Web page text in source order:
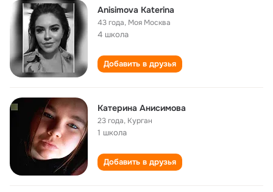
Anisimova Katerina
43 года, Моя Москва
4 школа
Добавить в друзья
Катерина Анисимова
23 года, Курган
1 школа
Добавить в друзья